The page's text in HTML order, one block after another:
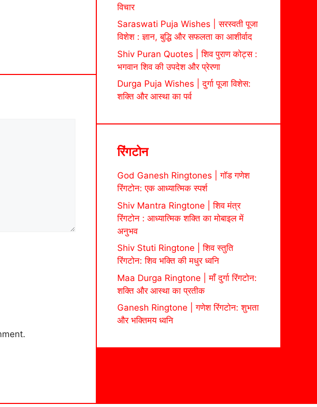
विचार
Saraswati Puja Wishes | सरस्वती पूजा
विशेश : ज्ञान, बुद्धि और सफलता का आशीर्वाद
Shiv Puran Quotes | शिव पुराण कोट्स :
भगवान शिव की उपदेश और प्रेरणा
Durga Puja Wishes | दुर्गा पूजा विशेस:
शक्ति और आस्था का पर्व
रिंगटोन
God Ganesh Ringtones | गॉड गणेश
रिंगटोन: एक आध्यात्मिक स्पर्श
Shiv Mantra Ringtone | शिव मंत्र
रिंगटोन : आध्यात्मिक शक्ति का मोबाइल में
अनुभव
Shiv Stuti Ringtone | शिव स्तुति
रिंगटोन: शिव भक्ति की मधुर ध्वनि
Maa Durga Ringtone | माँ दुर्गा रिंगटोन:
शक्ति और आस्था का प्रतीक
Ganesh Ringtone | गणेश रिंगटोन: शुभता
और भक्तिमय ध्वनि